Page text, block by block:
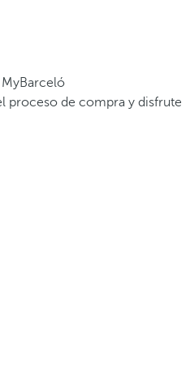
MyBarceló
proceso de compra y disfrute